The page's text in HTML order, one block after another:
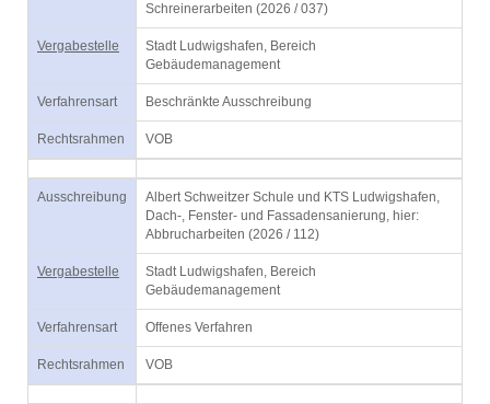
Schreinerarbeiten (2026 / 037)
Vergabestelle
Stadt Ludwigshafen, Bereich
Gebäudemanagement
Verfahrensart Beschränkte Ausschreibung
Rechtsrahmen VOB
Ausschreibung
Albert Schweitzer Schule und KTS Ludwigshafen,
Dach-, Fenster- und Fassadensanierung, hier:
Abbrucharbeiten (2026 / 112)
Vergabestelle
Stadt Ludwigshafen, Bereich
Gebäudemanagement
Verfahrensart Offenes Verfahren
Rechtsrahmen VOB